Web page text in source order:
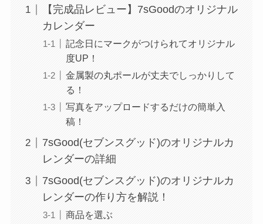
【完成品レビュー】7sGoodのオリジナル
カレンダー
記念日にマークがつけられてオリジナル
度UP！
金属製の丸ポールが丈夫でしっかりして
る！
写真をアップロードするだけの簡単入
稿！
7sGood(セブンスグッド)のオリジナルカ
レンダーの詳細
7sGood(セブンスグッド)のオリジナルカ
レンダーの作り方を解説！
商品を選ぶ